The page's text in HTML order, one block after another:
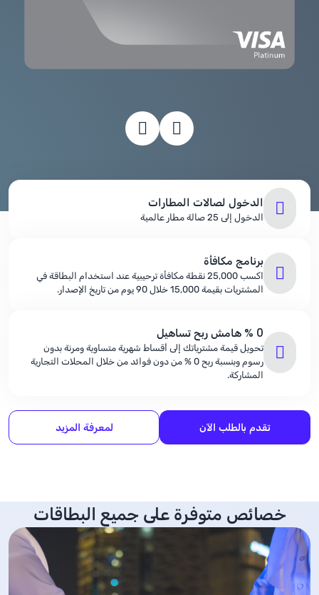
الدخول لصالات المطارات
الدخول إلى 25 صالة مطار عالمية
برنامج مكافأة
اكسب 25,000 نقطة مكافأة ترحيبية عند استخدام البطاقة في
المشتريات بقيمة 15,000 خلال 90 يوم من تاريخ الإصدار.
% 0 هامش ربح تساهيل
تحويل قيمة مشترياتك إلى أقساط شهرية متساوية ومرنة بدون
رسوم وبنسبة ربح % 0 من دون فوائد من خلال المحلات التجارية
المشاركة.
تقدم بالطلب الآن لمعرفة المزيد
خصائص متوفرة على جميع البطاقات